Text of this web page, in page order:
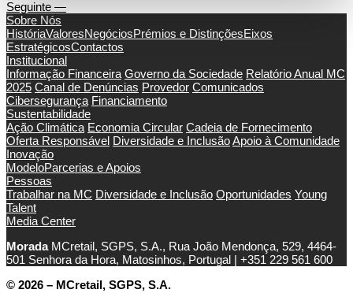
Seguinte —
Sobre Nós
HistóriaValoresNegóciosPrémios e DistinçõesEixos
EstratégicosContactos
Institucional
Informação Financeira Governo da Sociedade Relatório Anual MC
2025 Canal de Denúncias Provedor Comunicados
Cibersegurança Financiamento
Sustentabilidade
Ação Climática Economia Circular Cadeia de Fornecimento
Oferta Responsável Diversidade e InclusãoApoio à Comunidade
Inovação
ModeloParcerias e Apoios
Pessoas
Trabalhar na MC Diversidade e Inclusão Oportunidades Young
Talent
Media Center
MoradaMCretail, SGPS, S.A., Rua João Mendonça, 529, 4464-
501 Senhora da Hora, Matosinhos, Portugal | +351 229 561 600
© 2026 – MCretail, SGPS, S.A.